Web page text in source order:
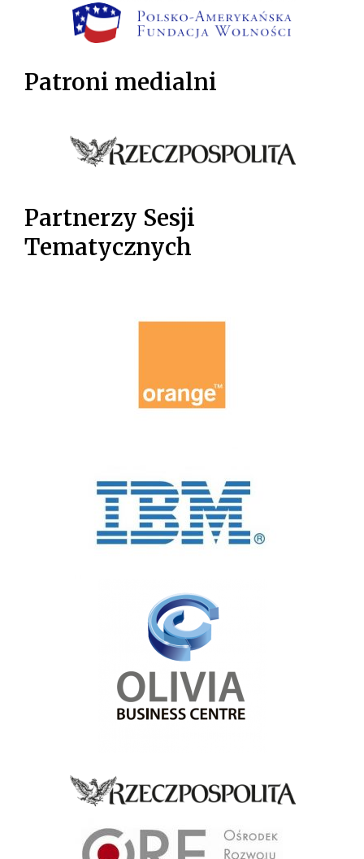
Patroni medialni
Partnerzy Sesji
Tematycznych